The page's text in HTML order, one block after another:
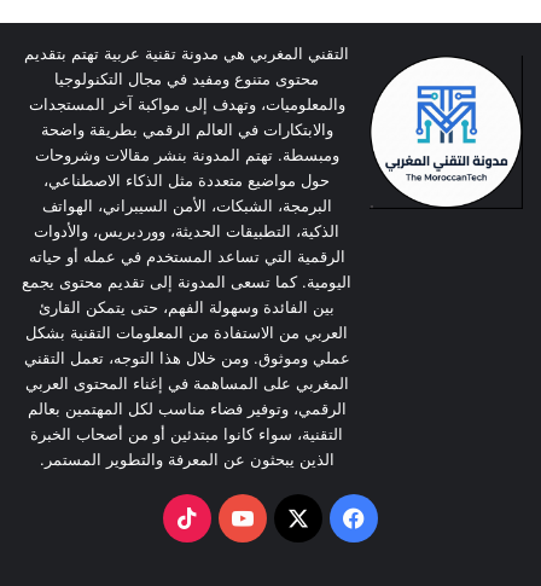
c
e
b
o
o
k
u
T
u
b
e
k
T
o
k
التقني المغربي هي مدونة تقنية عربية تهتم بتقديم
محتوى متنوع ومفيد في مجال التكنولوجيا
والمعلوميات، وتهدف إلى مواكبة آخر المستجدات
والابتكارات في العالم الرقمي بطريقة واضحة
ومبسطة. تهتم المدونة بنشر مقالات وشروحات
حول مواضيع متعددة مثل الذكاء الاصطناعي،
البرمجة، الشبكات، الأمن السيبراني، الهواتف
الذكية، التطبيقات الحديثة، ووردبريس، والأدوات
الرقمية التي تساعد المستخدم في عمله أو حياته
اليومية. كما تسعى المدونة إلى تقديم محتوى يجمع
بين الفائدة وسهولة الفهم، حتى يتمكن القارئ
العربي من الاستفادة من المعلومات التقنية بشكل
عملي وموثوق. ومن خلال هذا التوجه، تعمل التقني
المغربي على المساهمة في إغناء المحتوى العربي
الرقمي، وتوفير فضاء مناسب لكل المهتمين بعالم
التقنية، سواء كانوا مبتدئين أو من أصحاب الخبرة
الذين يبحثون عن المعرفة والتطوير المستمر.
Facebook
X
YouTube
TikTok